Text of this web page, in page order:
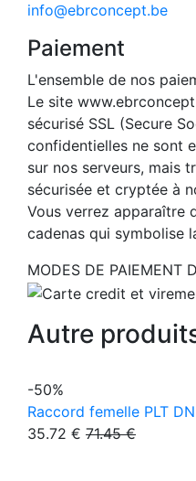
info@ebrconcept.be
Paiement
L'ensemble de nos
Le site
sécurisé SSL (Secure
confidentielles ne sont
sur nos serveurs, mais
sécurisée et cryptée à
Vous verrez apparaître
cadenas qui symbolise
MODES DE PAIEMENT
Autre
-50%
Raccord femelle PLT
35.72 € 71.45 €